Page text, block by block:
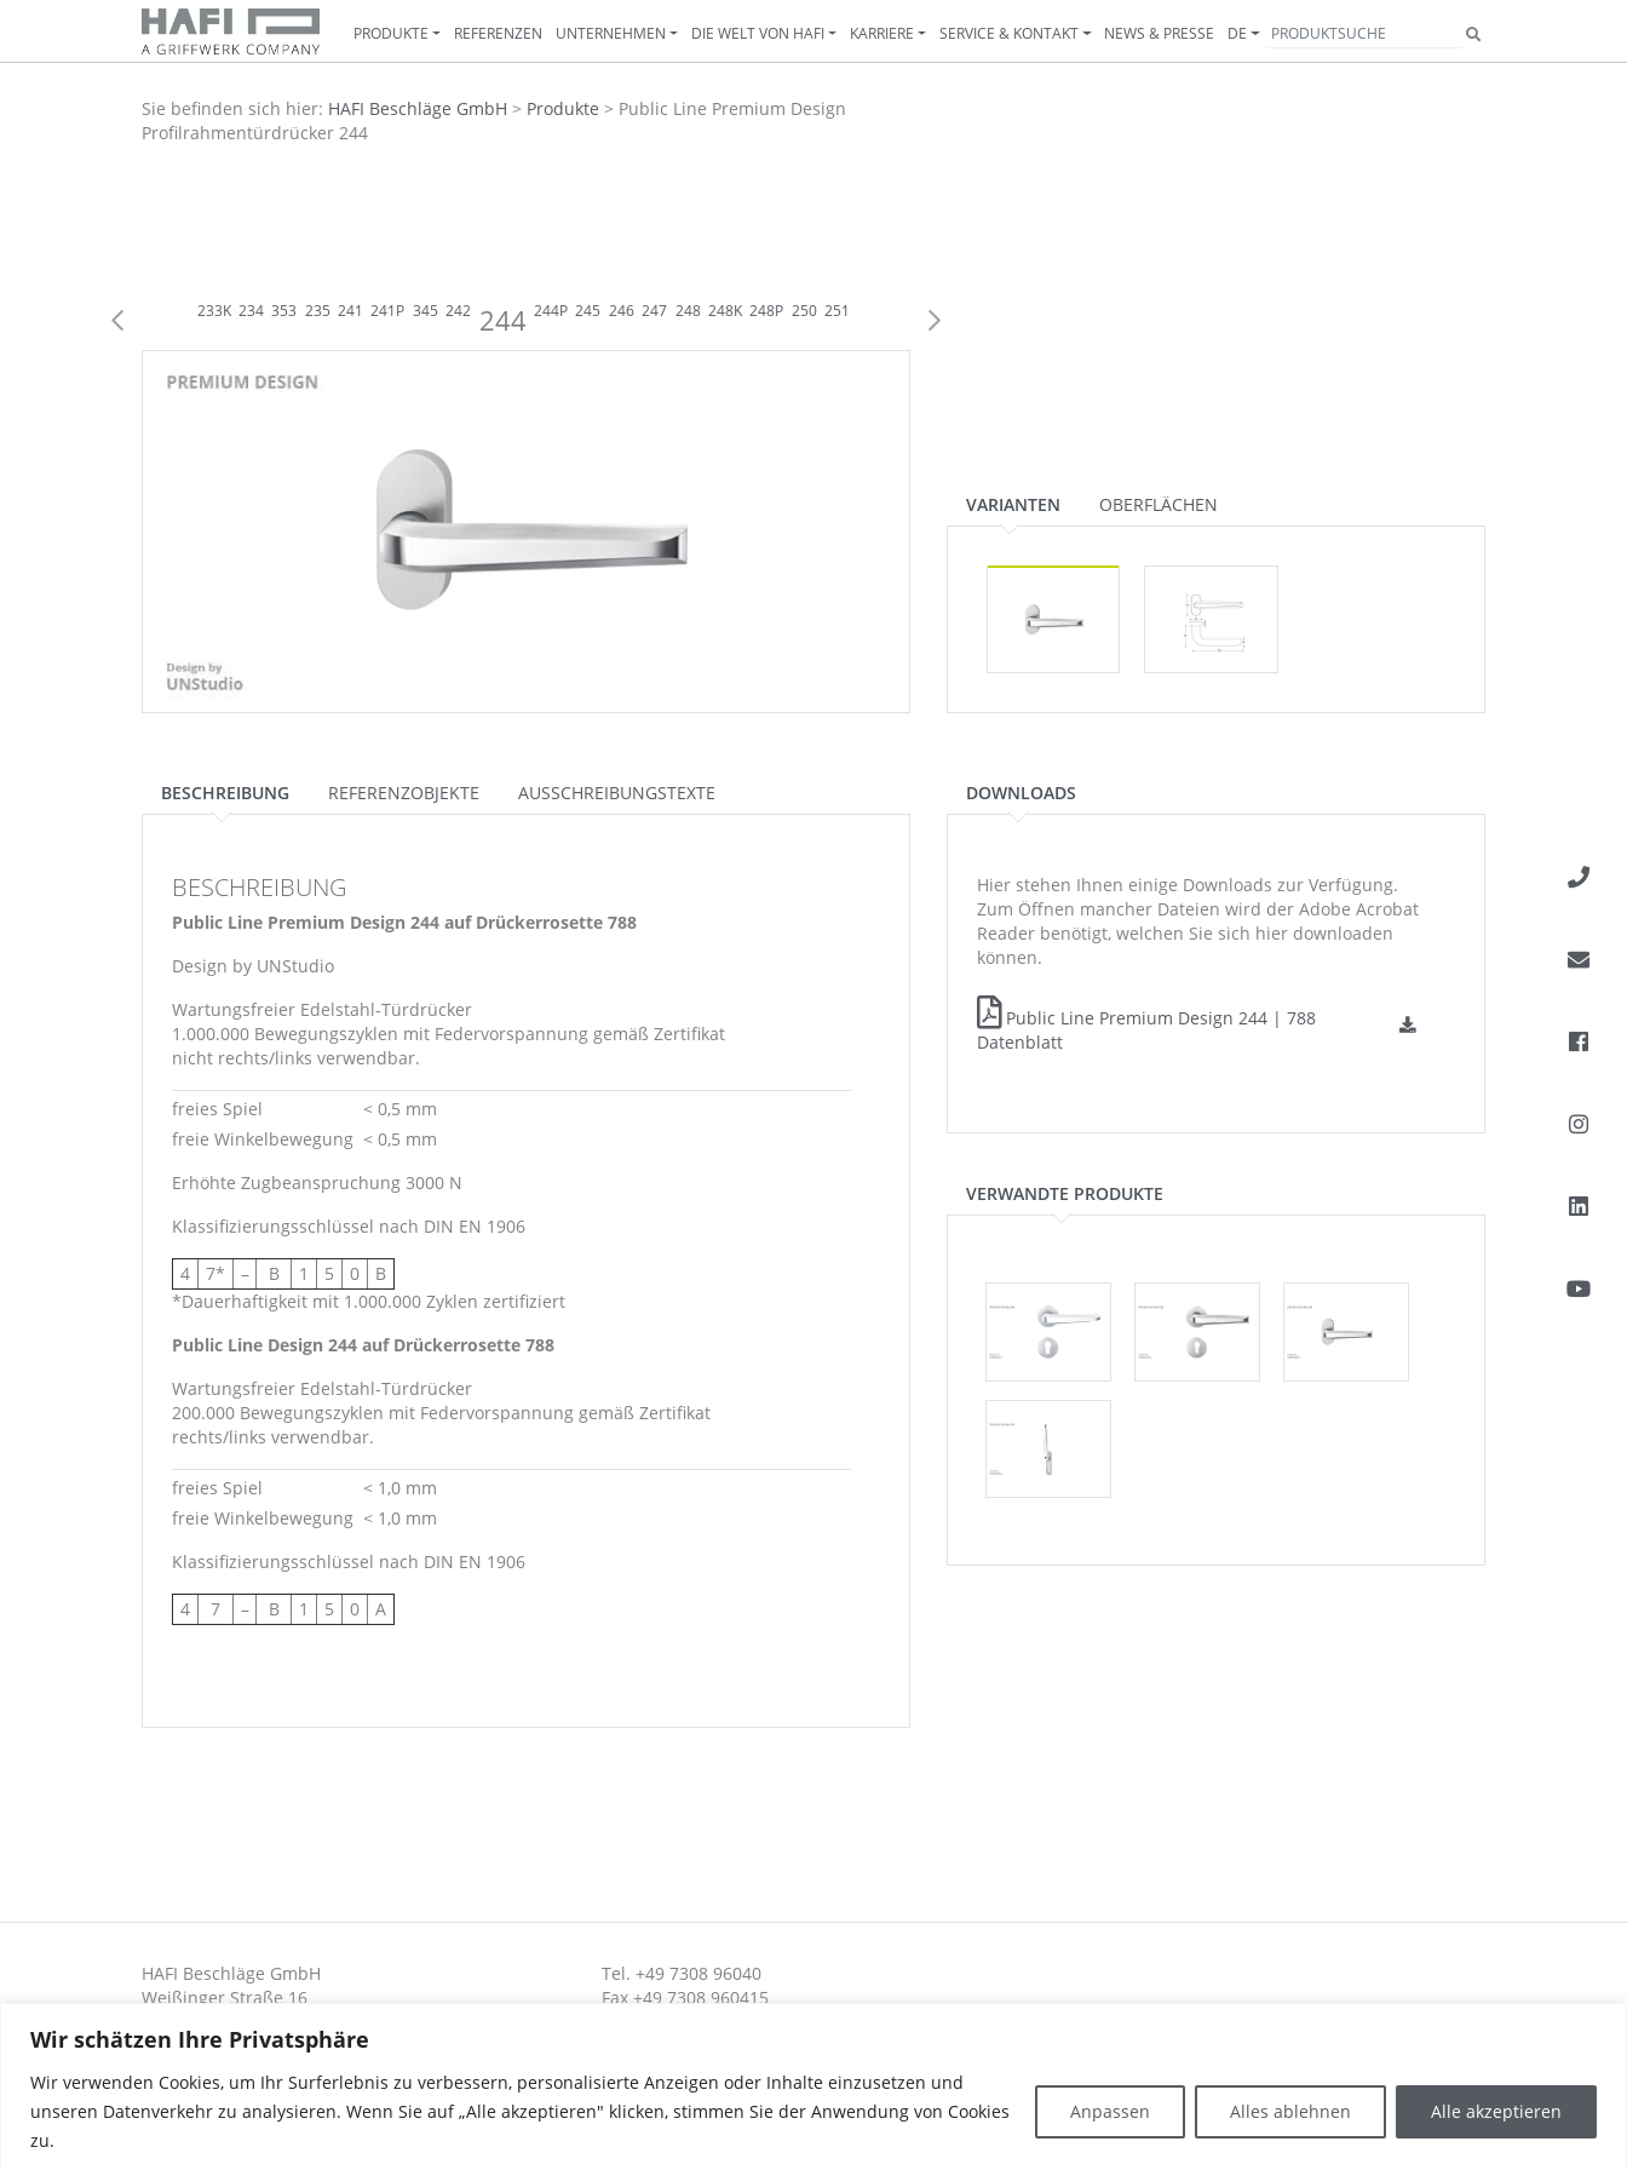
Wir schätzen Ihre Privatsphäre
Wir verwenden Cookies, um Ihr Surferlebnis zu verbessern, personalisierte Anzeigen oder Inhalte einzusetzen und
unseren Datenverkehr zu analysieren. Wenn Sie auf „Alle akzeptieren" klicken, stimmen Sie der Anwendung von Cookies
zu.
Anpassen Alles ablehnen Alle akzeptieren
PRODUKTE REFERENZEN UNTERNEHMEN DIE WELT VON HAFI KARRIERE SERVICE & KONTAKT NEWS & PRESSE DE
Sie befinden sich hier: HAFI Beschläge GmbH > Produkte > Public Line Premium Design
Profilrahmentürdrücker 244
344P 233K 234 353 235 241 241P 345 242 244 244P 245 246 247 248 248K 248P 250 251 399
VARIANTEN OBERFLÄCHEN
BESCHREIBUNG REFERENZOBJEKTE AUSSCHREIBUNGSTEXTE
BESCHREIBUNG
Public Line Premium Design 244 auf Drückerrosette 788
Design by UNStudio
Wartungsfreier Edelstahl-Türdrücker
1.000.000 Bewegungszyklen mit Federvorspannung gemäß Zertifikat
nicht rechts/links verwendbar.
freies Spiel
< 0,5 mm
freie Winkelbewegung < 0,5 mm
Erhöhte Zugbeanspruchung 3000 N
Klassifizierungsschlüssel nach DIN EN 1906
4 7* – B 1 5 0
B
*Dauerhaftigkeit mit 1.000.000 Zyklen zertifiziert
Public Line Design 244 auf Drückerrosette 788
Wartungsfreier Edelstahl-Türdrücker
200.000 Bewegungszyklen mit Federvorspannung gemäß Zertifikat
rechts/links verwendbar.
freies Spiel
< 1,0 mm
freie Winkelbewegung < 1,0 mm
Klassifizierungsschlüssel nach DIN EN 1906
4 7 – B 1 5 0 A
DOWNLOADS
Hier stehen Ihnen einige Downloads zur Verfügung.
Zum Öffnen mancher Dateien wird der Adobe Acrobat
Reader benötigt, welchen Sie sich hier downloaden
können.
Public Line Premium Design 244 | 788
Datenblatt
VERWANDTE PRODUKTE
HAFI Beschläge GmbH
Weißinger Straße 16
Tel. +49 7308 96040
Fax +49 7308 960415